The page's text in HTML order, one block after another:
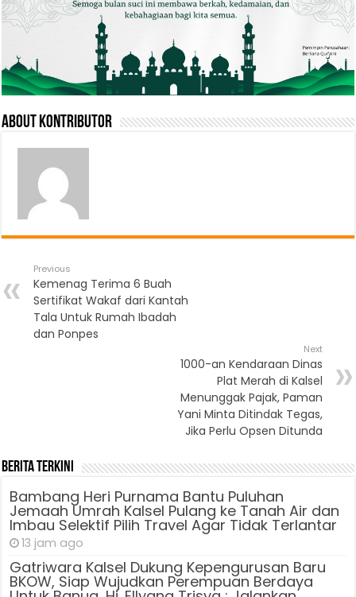
About Kontributor
Previous
Kemenag Terima 6 Buah
Sertifikat Wakaf dari Kantah
Tala Untuk Rumah Ibadah
dan Ponpes
Next
1000-an Kendaraan Dinas
Plat Merah di Kalsel
Menunggak Pajak, Paman
Yani Minta Ditindak Tegas,
Jika Perlu Opsen Ditunda
Berita Terkini
Bambang Heri Purnama Bantu Puluhan
Jemaah Umrah Kalsel Pulang ke Tanah Air dan
Imbau Selektif Pilih Travel Agar Tidak Terlantar
13 jam ago
Gatriwara Kalsel Dukung Kepengurusan Baru
BKOW, Siap Wujudkan Perempuan Berdaya